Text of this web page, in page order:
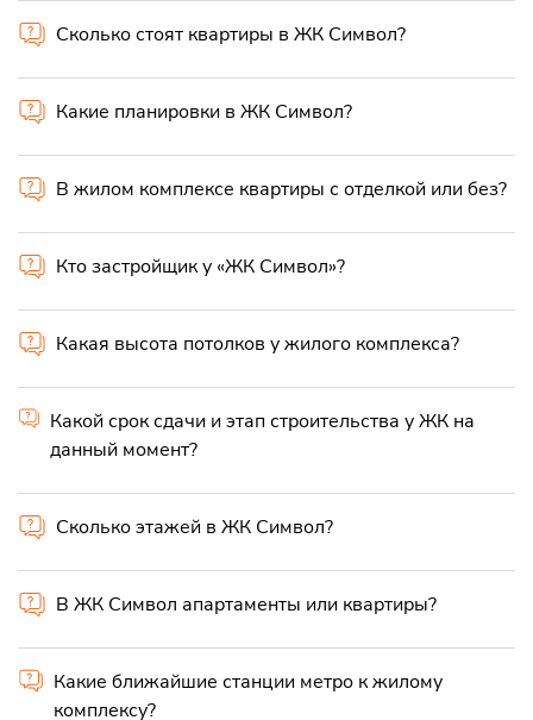
Сколько стоят квартиры в ЖК Символ?
Какие планировки в ЖК Символ?
В жилом комплексе квартиры с отделкой или без?
Кто застройщик у «ЖК Символ»?
Какая высота потолков у жилого комплекса?
Какой срок сдачи и этап строительства у ЖК на
данный момент?
Сколько этажей в ЖК Символ?
В ЖК Символ апартаменты или квартиры?
Какие ближайшие станции метро к жилому
комплексу?